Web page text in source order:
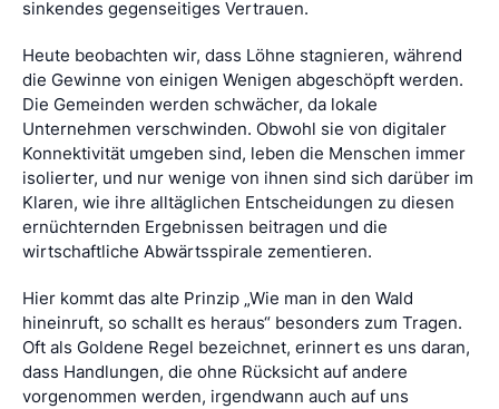
sinkendes gegenseitiges Vertrauen.
Heute beobachten wir, dass Löhne stagnieren, während
die Gewinne von einigen Wenigen abgeschöpft werden.
Die Gemeinden werden schwächer, da lokale
Unternehmen verschwinden. Obwohl sie von digitaler
Konnektivität umgeben sind, leben die Menschen immer
isolierter, und nur wenige von ihnen sind sich darüber im
Klaren, wie ihre alltäglichen Entscheidungen zu diesen
ernüchternden Ergebnissen beitragen und die
wirtschaftliche Abwärtsspirale zementieren.
Hier kommt das alte Prinzip „Wie man in den Wald
hineinruft, so schallt es heraus“ besonders zum Tragen.
Oft als Goldene Regel bezeichnet, erinnert es uns daran,
dass Handlungen, die ohne Rücksicht auf andere
vorgenommen werden, irgendwann auch auf uns